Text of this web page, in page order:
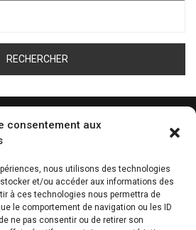
consentement aux
nous utilisons des technologies
et/ou accéder aux informations des
à ces technologies nous permettra de
le comportement de navigation ou les ID
ne pas consentir ou de retirer son
RADIO DE TOUS LES SPORT